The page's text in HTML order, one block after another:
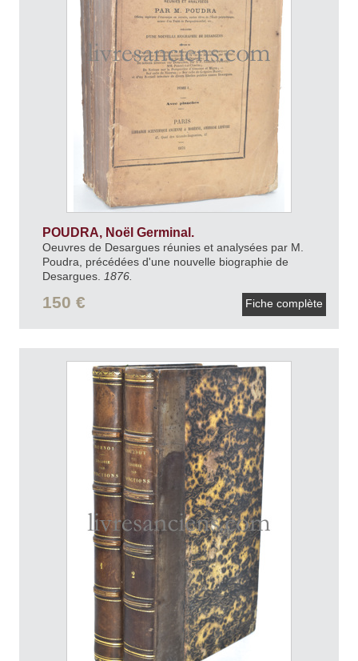
POUDRA, Noël Germinal.
Oeuvres de Desargues réunies et analysées par M.
Poudra, précédées d'une nouvelle biographie de
Desargues.
1876.
150 € Fiche complète